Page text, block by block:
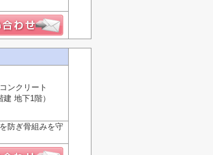
ンクリート
地下1階）
防ぎ骨組みを守